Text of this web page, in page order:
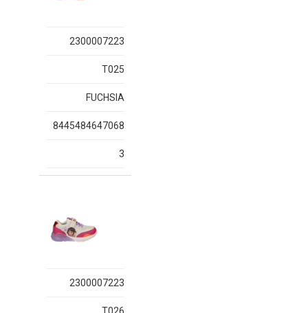
2300007223
T025
FUCHSIA
8445484647068
3
2300007223